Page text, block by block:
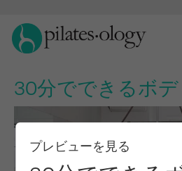
30分でできるボ
プレビューを見る